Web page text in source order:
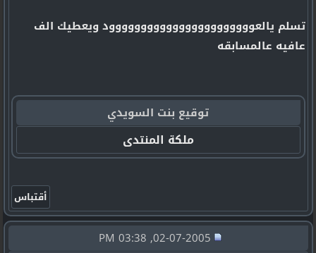
تسلم يالعووووووووووووووووووووووود ويعطيك الف
عافيه عالمسابقه
توقيع بنت السويدي
ملكة المنتدى
02-07-2005, 03:38 PM